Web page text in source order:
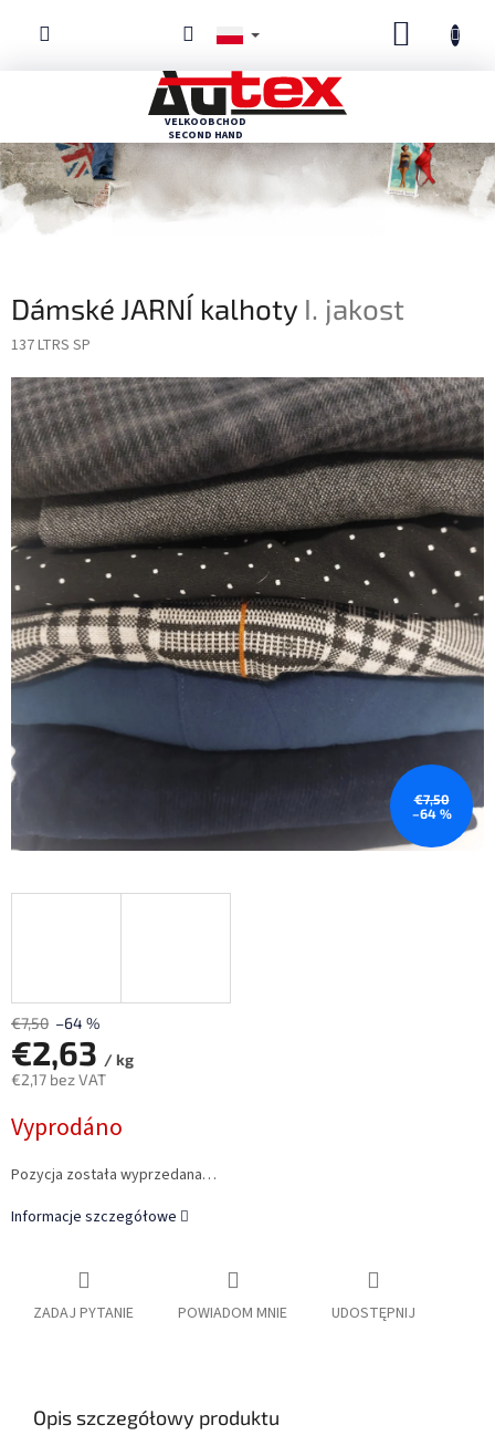
KOSZYK
Dámské JARNÍ kalhoty I. jakost
137 LTRS SP
€7,50
–64 %
€7,50 –64 %
€2,63 / kg
€2,17 bez VAT
jednostkowa:
Vyprodáno
Pozycja została wyprzedana…
Informacje szczegółowe
ZADAJ PYTANIE POWIADOM MNIE UDOSTĘPNIJ
Opis szczegółowy produktu